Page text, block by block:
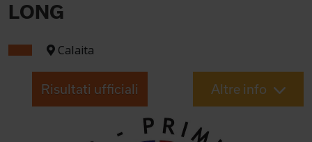
LONG
Calaita
Risultati ufficiali Altre info